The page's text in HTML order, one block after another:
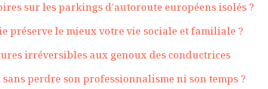
sur les parkings d’autoroute européens isolés ?
le mieux votre vie sociale et familiale ?
irréversibles aux genoux des conductrices
perdre son professionnalisme ni son temps ?